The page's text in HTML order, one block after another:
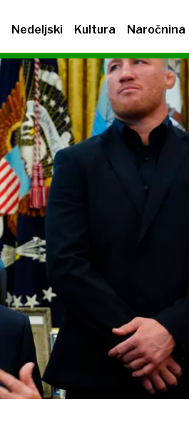
Nedeljski Kultura Naročnina